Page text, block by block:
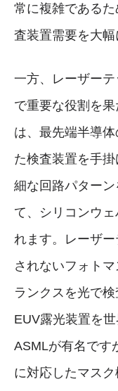
常に複雑である
査装置需要を大幅
一方、レーザー
で重要な役割を
は、最先端半導
た検査装置を手
細な回路パター
て、シリコンウ
れます。レーザ
されないフォト
ランクスを光で検
EUV露光装置を
ASMLが有名です
に対応したマス